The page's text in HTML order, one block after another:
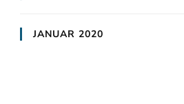
JANUAR 2020